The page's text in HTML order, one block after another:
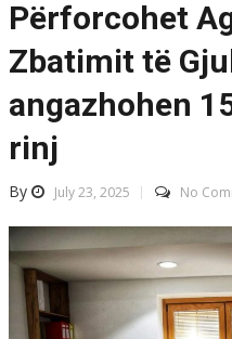
Përforcohet
Zbatimit të
angazhohen
rinj
By July 23, 2025 No